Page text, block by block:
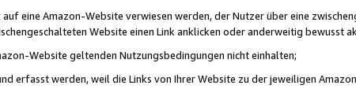
eine Amazon-Website verwiesen werden, der Nutzer über eine
Website einen Link anklicken oder anderweitig bewusst
Website geltenden Nutzungsbedingungen nicht einhalten;
erfasst werden, weil die Links von Ihrer Website zu der jeweiligen